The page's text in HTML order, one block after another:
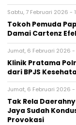
Sabtu, 7 Februari 2026 -
Tokoh Pemuda
Damai Cartenz
Jumat, 6 Februari 2026 -
Klinik Pratama
dari BPJS
Jumat, 6 Februari 2026 -
Tak Rela
Jaya Sudah
Provokasi